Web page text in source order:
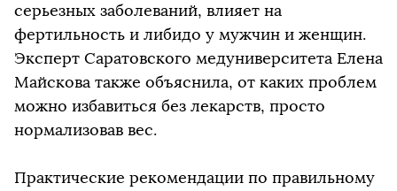
серьезных заболеваний, влияет на
фертильность и либидо у мужчин и женщин.
Эксперт Саратовского медуниверситета Елена
Майскова также объяснила, от каких проблем
можно избавиться без лекарств, просто
нормализовав вес.
Практические рекомендации по правильному